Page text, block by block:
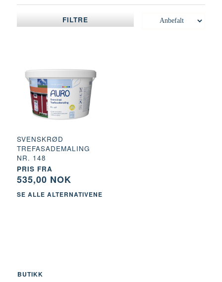
FILTRE
SVENSKRØD
TREFASADEMALING
NR. 148
PRIS FRA
535,00 NOK
SE ALLE ALTERNATIVENE
BUTIKK